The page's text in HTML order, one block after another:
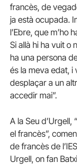
francès, de
ja està ocupada.
l’Ebre, que m’ho
Si allà hi ha vuit o
ha una persona
és la meva edat, i
desplaçar a un
accedir mai”.
A la Seu
el francès”,
de francès de
Urgell, on fan